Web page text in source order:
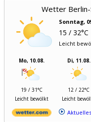
Wetter
Sonntag,
15 / 32°C
Leicht
Mo, 10.08.
19 / 31°C
Leicht bewölkt
Di, 11.08.
12 / 22°C
Leicht